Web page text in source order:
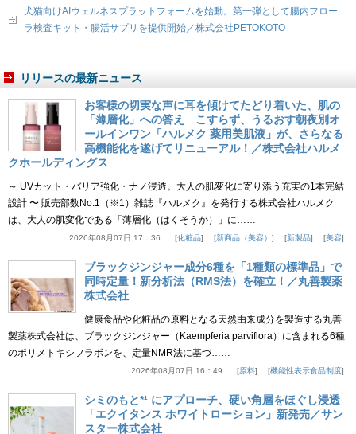
犬猫向けAIウェルネスプラットフォームを始動。第一弾として腸内フロー
ラ検査キット・腸活サプリを提供開始／株式会社PETOKOTO
リリースの最新ニュース
お客様の切実な声に耳を傾けてたどり着いた、肌の
「薄層化」への答え こすらず、うるおす朝夜別オ
ールインワン「ハルメク 薬用美肌液」が、さらなる
高機能化を遂げてリニューアル！／株式会社ハルメ
クホールディングス
～ UVカット・バリア強化・ナノ浸透。大人の肌変化に寄り添う充実の1本完結
設計 〜 販売部数No.1（※1）雑誌『ハルメク』を発行する株式会社ハルメク
は、大人の肌変化である「薄層化（はくそうか）」に……
2026年08月07日 17：36 化粧品 新商品（美容） 新製品 美容
ブラックジンジャー成分6種を「1種類の標準品」で
同時定量！新分析法（RMS法）を確立！／丸善製薬
株式会社
健康食品や化粧品の原料となる天然由来成分を製造する丸善
製薬株式会社は、ブラックジンジャー（Kaempferia parviflora）に含まれる6種
のポリメトキシフラボンを、定量NMR法に基づ……
2026年08月07日 16：49 原料 機能性表示食品制度
シミのもと*¹ にアプローチ、硬い角層をほぐし浸透
「エクイタンス ホワイトローション」新発売／サン
スター株式会社